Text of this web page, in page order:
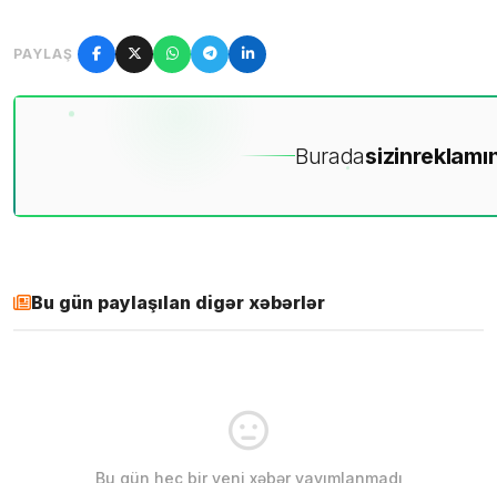
PAYLAŞ
Buradasizin
Bu gün paylaşılan digər xəbərlər
Bu gün heç bir yeni xəbər yayımlanmadı